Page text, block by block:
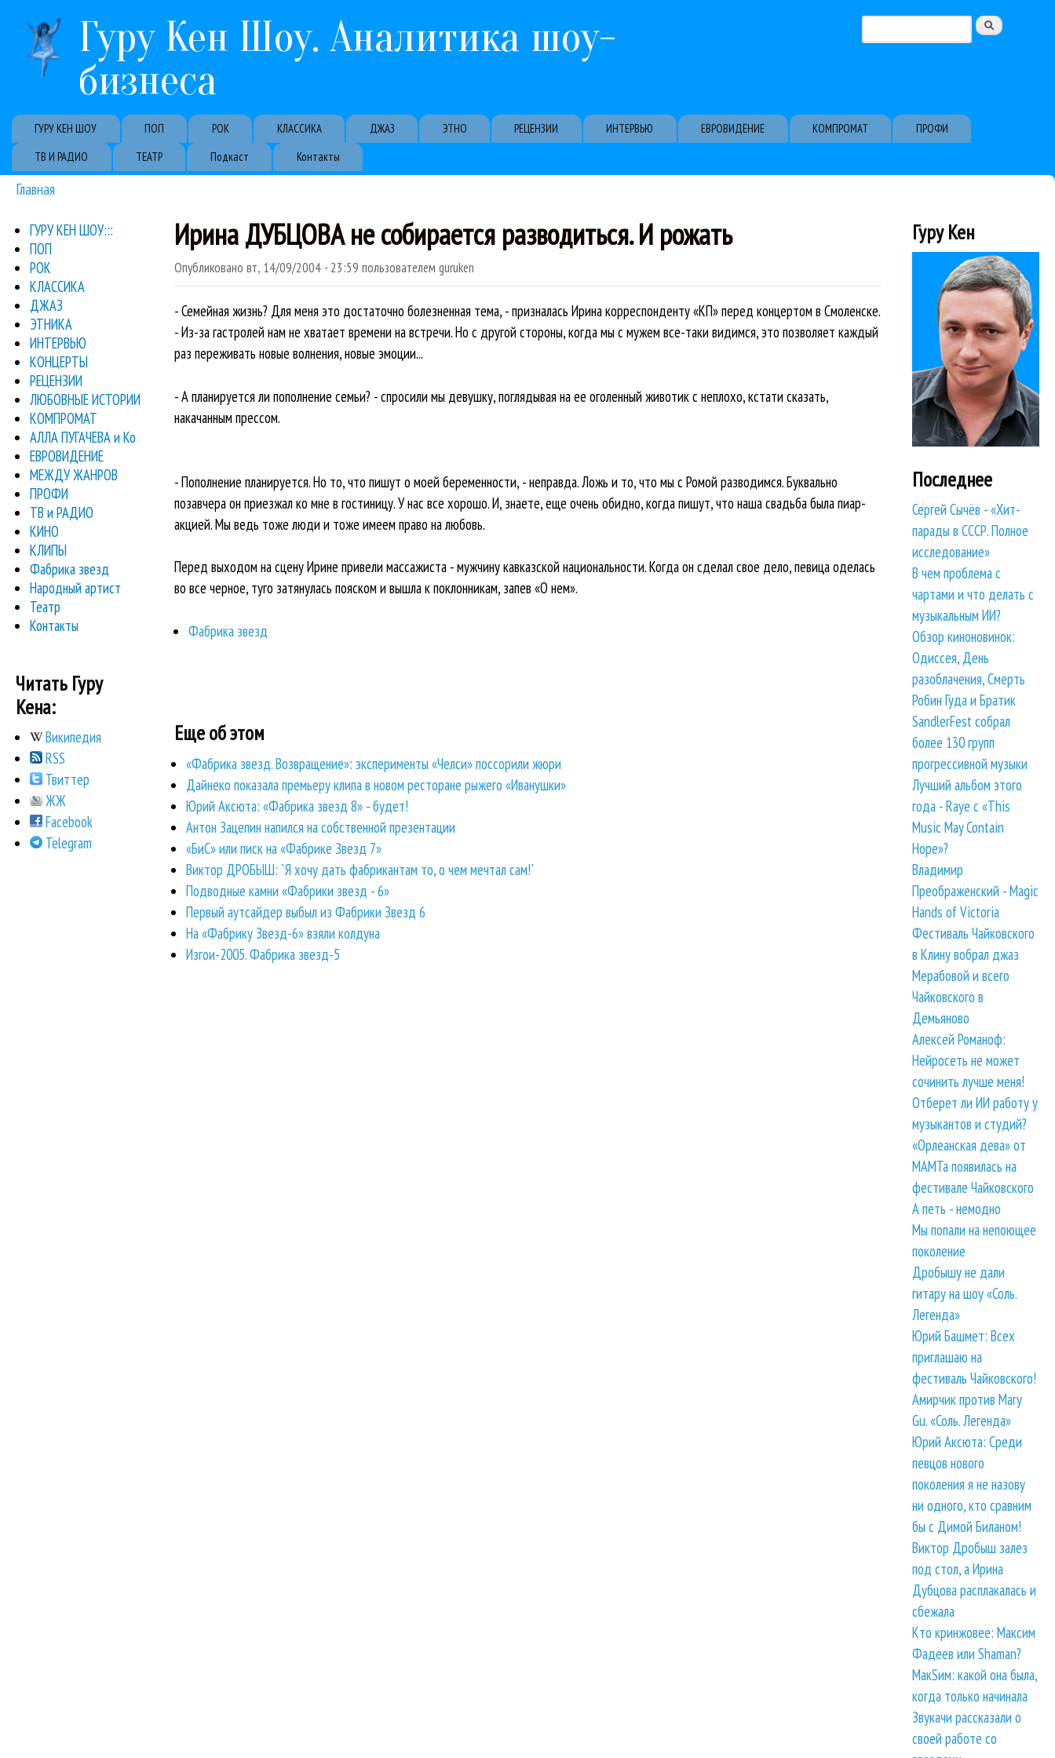
Гуру Кен Шоу. Аналитика шоу-
бизнеса
Форма поиска
Primary links
ГУРУ КЕН ШОУ ПОП РОК КЛАССИКА ДЖАЗ ЭТНО РЕЦЕНЗИИ ИНТЕРВЬЮ ЕВРОВИДЕНИЕ КОМПРОМАТ
ПРОФИ
ТВ И РАДИО
ТЕАТР Подкаст Контакты
Вы здесь
Главная
Ирина ДУБЦОВА не собирается разводиться. И рожать
Опубликовано вт, 14/09/2004 - 23:59 пользователем guruken
- Семейная жизнь? Для меня это достаточно болезненная тема, - призналась Ирина корреспонденту «КП» перед концертом в Смоленске.
- Из-за гастролей нам не хватает времени на встречи. Но с другой стороны, когда мы c мужем все-таки видимся, это позволяет каждый
раз переживать новые волнения, новые эмоции...
- А планируется ли пополнение семьи? - спросили мы девушку, поглядывая на ее оголенный животик с неплохо, кстати сказать,
накачанным прессом.
- Пополнение планируется. Но то, что пишут о моей беременности, - неправда. Ложь и то, что мы с Ромой разводимся. Буквально
позавчера он приезжал ко мне в гостиницу. У нас все хорошо. И, знаете, еще очень обидно, когда пишут, что наша свадьба была пиар-
акцией. Мы ведь тоже люди и тоже имеем право на любовь.
Перед выходом на сцену Ирине привели массажиста - мужчину кавказской национальности. Когда он сделал свое дело, певица оделась
во все черное, туго затянулась пояском и вышла к поклонникам, запев «О нем».
Фабрика звезд
Еще об этом
«Фабрика звезд. Возвращение»: эксперименты «Челси» поссорили жюри
Дайнеко показала премьеру клипа в новом ресторане рыжего «Иванушки»
Юрий Аксюта: «Фабрика звезд 8» - будет!
Антон Зацепин напился на собственной презентации
«БиС» или писк на «Фабрике Звезд 7»
Виктор ДРОБЫШ: `Я хочу дать фабрикантам то, о чем мечтал сам!`
Подводные камни «Фабрики звезд - 6»
Первый аутсайдер выбыл из Фабрики Звезд 6
На «Фабрику Звезд-6» взяли колдуна
Изгои-2005. Фабрика звезд-5
ГУРУ КЕН ШОУ:::
ПОП
РОК
КЛАССИКА
ДЖАЗ
ЭТНИКА
ИНТЕРВЬЮ
КОНЦЕРТЫ
РЕЦЕНЗИИ
ЛЮБОВНЫЕ ИСТОРИИ
КОМПРОМАТ
АЛЛА ПУГАЧЕВА и Ко
ЕВРОВИДЕНИЕ
МЕЖДУ ЖАНРОВ
ПРОФИ
ТВ и РАДИО
КИНО
КЛИПЫ
Фабрика звезд
Народный артист
Театр
Контакты
Читать Гуру
Кена:
Википедия
RSS
Твиттер
ЖЖ
Facebook
Telegram
Гуру Кен
Последнее
Сергей Сычёв - «Хит-
парады в СССР. Полное
исследование»
В чем проблема с
чартами и что делать с
музыкальным ИИ?
Обзор киноновинок:
Одиссея, День
разоблачения, Смерть
Робин Гуда и Братик
SandlerFest собрал
более 130 групп
прогрессивной музыки
Лучший альбом этого
года - Raye с «This
Music May Contain
Hope»?
Владимир
Преображенский - Magic
Hands of Victoria
Фестиваль Чайковского
в Клину вобрал джаз
Мерабовой и всего
Чайковского в
Демьяново
Алексей Романоф:
Нейросеть не может
сочинить лучше меня!
Отберет ли ИИ работу у
музыкантов и студий?
«Орлеанская дева» от
МАМТа появилась на
фестивале Чайковского
А петь - немодно
Мы попали на непоющее
поколение
Дробышу не дали
гитару на шоу «Соль.
Легенда»
Юрий Башмет: Всех
приглашаю на
фестиваль Чайковского!
Амирчик против Mary
Gu. «Соль. Легенда»
Юрий Аксюта: Среди
певцов нового
поколения я не назову
ни одного, кто сравним
бы с Димой Биланом!
Виктор Дробыш залез
под стол, а Ирина
Дубцова расплакалась и
сбежала
Кто кринжовее: Максим
Фадеев или Shaman?
МакSим: какой она была,
когда только начинала
Звукачи рассказали о
своей работе со